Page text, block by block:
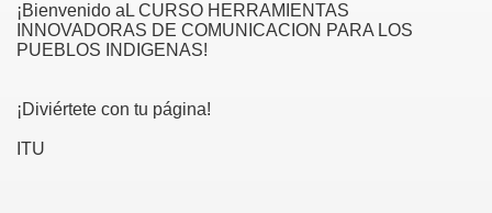
¡Bienvenido aL CURSO HERRAMIENTAS
INNOVADORAS DE COMUNICACION PARA LOS
PUEBLOS INDIGENAS!
¡Diviértete con tu página!
ITU